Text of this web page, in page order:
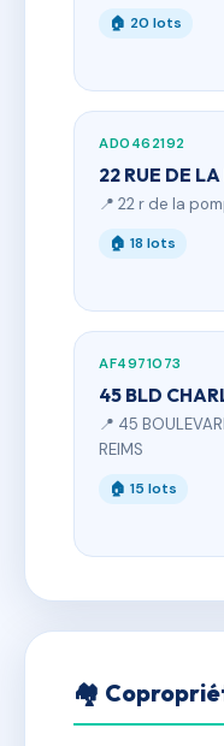
🏠 20 lots
AD0462192
22 RUE DE
📍 22 r de la
🏠 18 lots
AF4971073
45 BLD
📍 45
REIMS
🏠 15 lots
🏘